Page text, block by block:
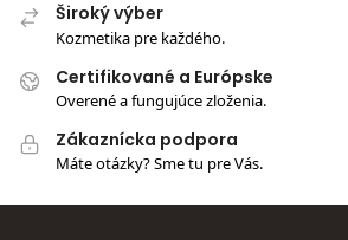
Široký výber
Kozmetika pre každého.
Certifikované a Európske
Overené a fungujúce zloženia.
Zákaznícka podpora
Máte otázky? Sme tu pre Vás.